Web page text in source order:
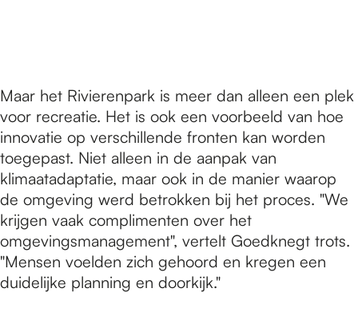
Maar het Rivierenpark is meer dan alleen een plek
voor recreatie. Het is ook een voorbeeld van hoe
innovatie op verschillende fronten kan worden
toegepast. Niet alleen in de aanpak van
klimaatadaptatie, maar ook in de manier waarop
de omgeving werd betrokken bij het proces. "We
krijgen vaak complimenten over het
omgevingsmanagement", vertelt Goedknegt trots.
"Mensen voelden zich gehoord en kregen een
duidelijke planning en doorkijk."